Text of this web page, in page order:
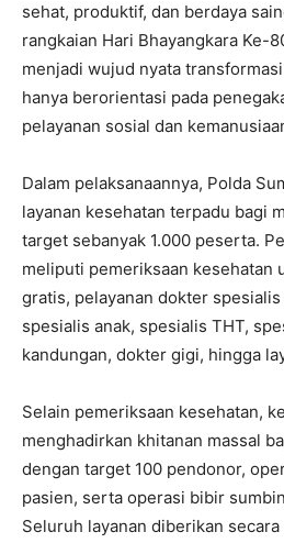
sehat, produktif, dan berdaya
rangkaian Hari Bhayangkara Ke-
menjadi wujud nyata
hanya berorientasi pada
pelayanan sosial dan
Dalam pelaksanaannya, Polda
layanan kesehatan terpadu bagi
target sebanyak 1.000 peserta.
meliputi pemeriksaan kesehatan
gratis, pelayanan dokter
spesialis anak, spesialis THT,
kandungan, dokter gigi, hingga
Selain pemeriksaan kesehatan,
menghadirkan khitanan massal
dengan target 100 pendonor,
pasien, serta operasi bibir
Seluruh layanan diberikan